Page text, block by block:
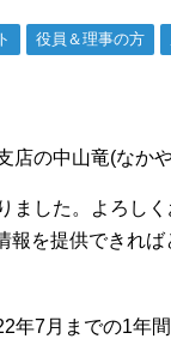
役員＆理事の方
の中山竜(なか
ました。よろし
報を提供できれ
年7月までの1年